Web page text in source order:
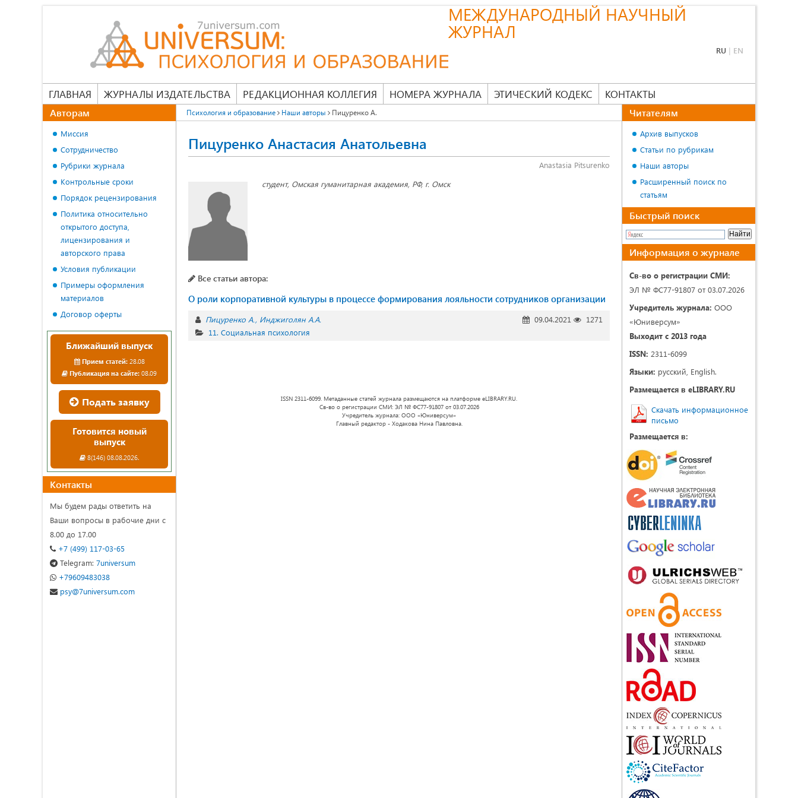
МЕЖДУНАРОДНЫЙ НАУЧНЫЙ
ЖУРНАЛ
RU | EN
ГЛАВНАЯ ЖУРНАЛЫ ИЗДАТЕЛЬСТВА РЕДАКЦИОННАЯ КОЛЛЕГИЯ НОМЕРА ЖУРНАЛА ЭТИЧЕСКИЙ КОДЕКС КОНТАКТЫ
Психология и образование Наши авторы Пицуренко А.
Пицуренко Анастасия Анатольевна
Anastasia Pitsurenko
студент, Омская гуманитарная академия, РФ, г. Омск
Все статьи автора:
О роли корпоративной культуры в процессе формирования лояльности сотрудников организации
Пицуренко А. Инджиголян А.А. 09.04.2021
1271
11. Социальная психология
ISSN 2311-6099. Метаданные статей журнала размещаются на платформе eLIBRARY.RU.
Св-во о регистрации СМИ: ЭЛ № ФС77-91807 от 03.07.2026
Учредитель журнала: ООО «Юниверсум»
Главный редактор - Ходакова Нина Павловна.
Авторам
Миссия
Сотрудничество
Рубрики журнала
Контрольные сроки
Порядок рецензирования
Политика относительно
открытого доступа,
лицензирования и
авторского права
Условия публикации
Примеры оформления
материалов
Договор оферты
Ближайший выпуск
Прием статей:28.08
Публикация на сайте: 08.09
Подать заявку
Готовится новый
выпуск
8(146) 08.08.2026.
Контакты
Мы будем рады ответить на
Ваши вопросы в рабочие дни с
8.00 до 17.00
+7 (499) 117-03-65
Telegram: 7universum
+79609483038
psy@7universum.com
Читателям
Архив выпусков
Статьи по рубрикам
Наши авторы
Расширенный поиск по
статьям
Быстрый поиск
Информация о журнале
Св-во о регистрации СМИ:
ЭЛ № ФС77-91807 от 03.07.2026
Учредитель журнала: ООО
«Юниверсум»
Выходит с 2013 года
ISSN: 2311-6099
Языки: русский, English.
Размещается в eLIBRARY.RU
Скачать информационное
письмо
Размещается в: